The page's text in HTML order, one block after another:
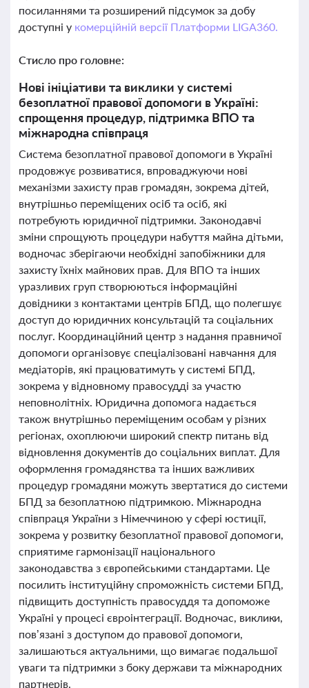
посиланнями та розширений підсумок за добу
доступні у комерційній версії Платформи LIGA360.
Стисло про головне:
Нові ініціативи та виклики у системі
безоплатної правової допомоги в Україні:
спрощення процедур, підтримка ВПО та
міжнародна співпраця
Система безоплатної правової допомоги в Україні
продовжує розвиватися, впроваджуючи нові
механізми захисту прав громадян, зокрема дітей,
внутрішньо переміщених осіб та осіб, які
потребують юридичної підтримки. Законодавчі
зміни спрощують процедури набуття майна дітьми,
водночас зберігаючи необхідні запобіжники для
захисту їхніх майнових прав. Для ВПО та інших
уразливих груп створюються інформаційні
довідники з контактами центрів БПД, що полегшує
доступ до юридичних консультацій та соціальних
послуг. Координаційний центр з надання правничої
допомоги організовує спеціалізовані навчання для
медіаторів, які працюватимуть у системі БПД,
зокрема у відновному правосудді за участю
неповнолітніх. Юридична допомога надається
також внутрішньо переміщеним особам у різних
регіонах, охоплюючи широкий спектр питань від
відновлення документів до соціальних виплат. Для
оформлення громадянства та інших важливих
процедур громадяни можуть звертатися до системи
БПД за безоплатною підтримкою. Міжнародна
співпраця України з Німеччиною у сфері юстиції,
зокрема у розвитку безоплатної правової допомоги,
сприятиме гармонізації національного
законодавства з європейськими стандартами. Це
посилить інституційну спроможність системи БПД,
підвищить доступність правосуддя та допоможе
Україні у процесі євроінтеграції. Водночас, виклики,
пов’язані з доступом до правової допомоги,
залишаються актуальними, що вимагає подальшої
уваги та підтримки з боку держави та міжнародних
партнерів.